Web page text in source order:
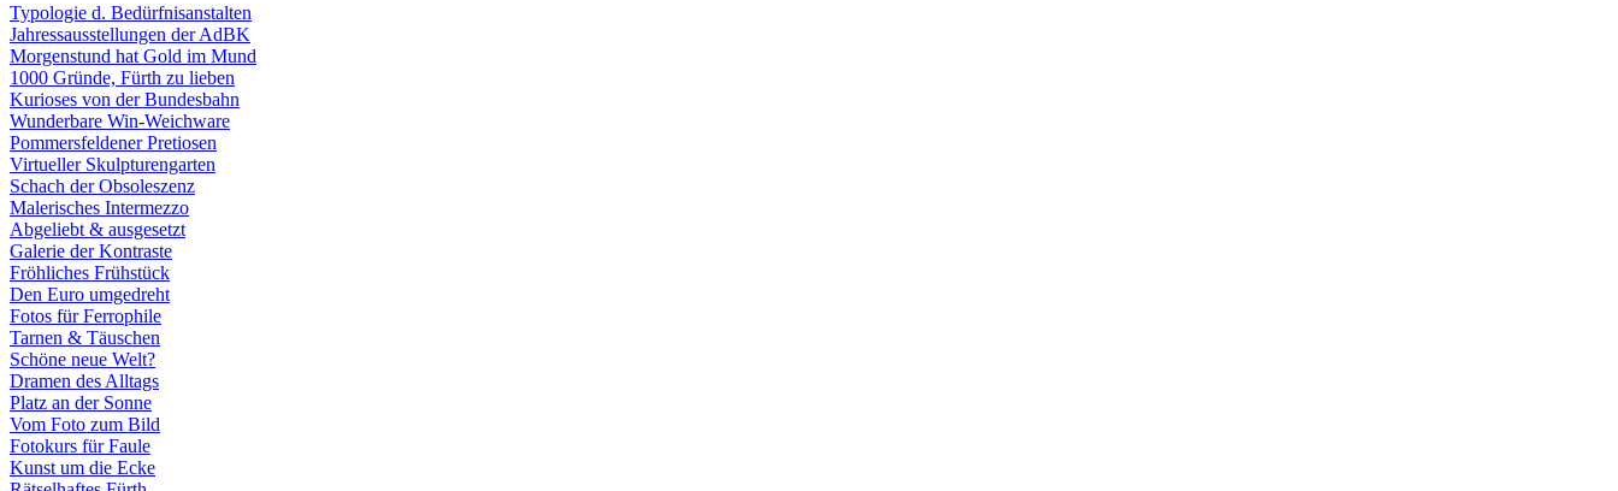
Typologie d. Bedürfnisanstalten
Jahressausstellungen der AdBK
Morgenstund hat Gold im Mund
1000 Gründe, Fürth zu lieben
Kurioses von der Bundesbahn
Wunderbare Win-Weichware
Pommersfeldener Pretiosen
Virtueller Skulpturengarten
Schach der Obsoleszenz
Malerisches Intermezzo
Abgeliebt & ausgesetzt
Galerie der Kontraste
Fröhliches Frühstück
Den Euro umgedreht
Fotos für Ferrophile
Tarnen & Täuschen
Schöne neue Welt?
Dramen des Alltags
Platz an der Sonne
Vom Foto zum Bild
Fotokurs für Faule
Kunst um die Ecke